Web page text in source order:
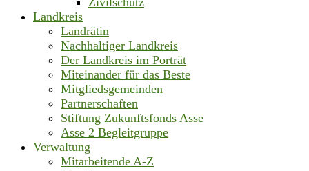
Landkreis
Landrätin
Nachhaltiger Landkreis
Der Landkreis im Porträt
Miteinander für das Beste
Mitgliedsgemeinden
Partnerschaften
Stiftung Zukunftsfonds Asse
Asse 2 Begleitgruppe
Verwaltung
Mitarbeitende A-Z